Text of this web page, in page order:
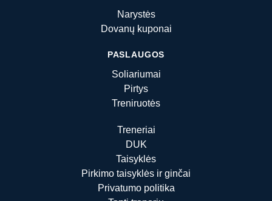
Narystės
Dovanų kuponai
PASLAUGOS
Soliariumai
Pirtys
Treniruotės
Treneriai
DUK
Taisyklės
Pirkimo taisyklės ir ginčai
Privatumo politika